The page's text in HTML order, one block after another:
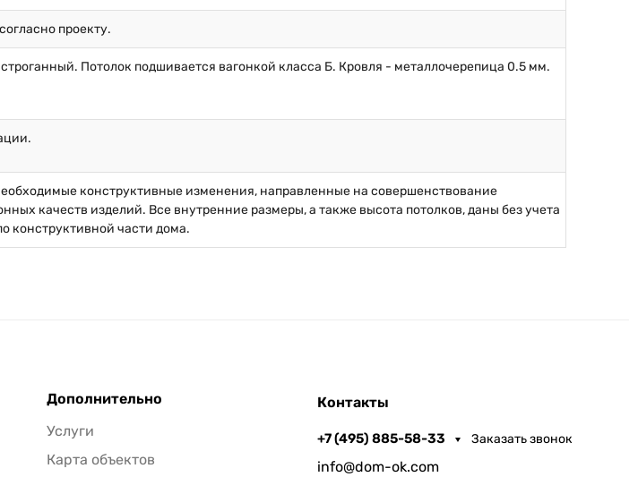
проекту.
Потолок подшивается вагонкой класса Б. Кровля - металлочерепица 0.5 мм.
конструктивные изменения, направленные на совершенствование
качеств изделий. Все внутренние размеры, а также высота потолков, даны без учета
конструктивной части дома.
Дополнительно
Услуги
Карта объектов
Контакты
+7 (495) 885-58-33 Заказать звонок
info@dom-ok.com